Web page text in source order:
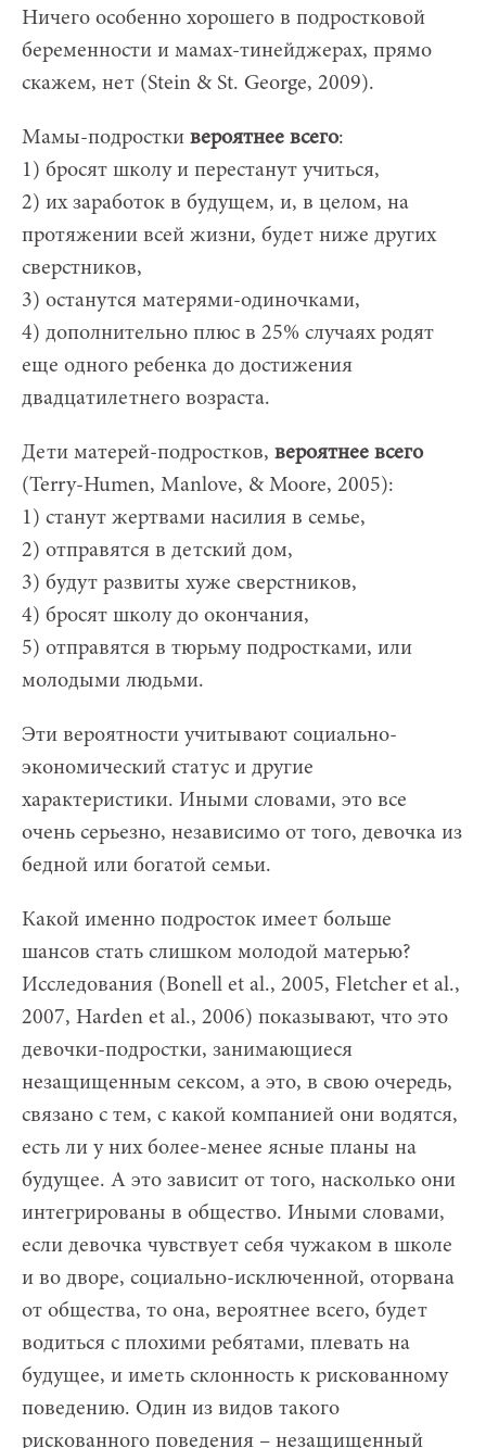
Ничего особенно хорошего в подростковой
беременности и мамах-тинейджерах, прямо
скажем, нет (Stein & St. George, 2009).
Мамы-подростки вероятнее всего:
1) бросят школу и перестанут учиться,
2) их заработок в будущем, и, в целом, на
протяжении всей жизни, будет ниже других
сверстников,
3) останутся матерями-одиночками,
4) дополнительно плюс в 25% случаях родят
еще одного ребенка до достижения
двадцатилетнего возраста.
Дети матерей-подростков, вероятнее всего
(Terry-Humen, Manlove, & Moore, 2005):
1) станут жертвами насилия в семье,
2) отправятся в детский дом,
3) будут развиты хуже сверстников,
4) бросят школу до окончания,
5) отправятся в тюрьму подростками, или
молодыми людьми.
Эти вероятности учитывают социально-
экономический статус и другие
характеристики. Иными словами, это все
очень серьезно, независимо от того, девочка из
бедной или богатой семьи.
Какой именно подросток имеет больше
шансов стать слишком молодой матерью?
Исследования (Bonell et al., 2005, Fletcher et al.,
2007, Harden et al., 2006) показывают, что это
девочки-подростки, занимающиеся
незащищенным сексом, а это, в свою очередь,
связано с тем, с какой компанией они водятся,
есть ли у них более-менее ясные планы на
будущее. А это зависит от того, насколько они
интегрированы в общество. Иными словами,
если девочка чувствует себя чужаком в школе
и во дворе, социально-исключенной, оторвана
от общества, то она, вероятнее всего, будет
водиться с плохими ребятами, плевать на
будущее, и иметь склонность к рискованному
поведению. Один из видов такого
рискованного поведения – незащищенный